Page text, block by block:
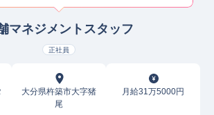
マネジメントスタッフ
正社員
大分県杵築市大字猪
尾
月給31万5000円